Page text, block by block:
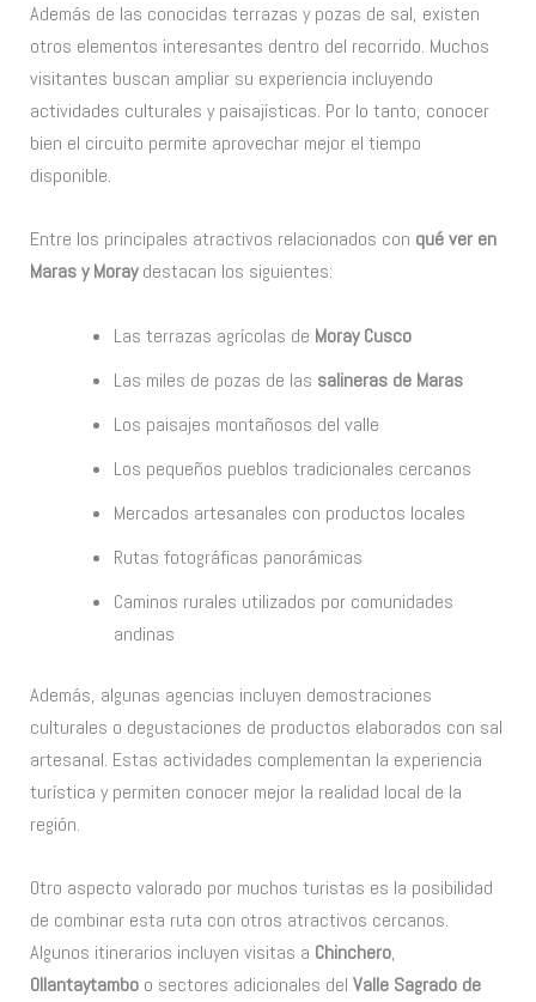
Además de las conocidas terrazas y pozas de sal, existen
otros elementos interesantes dentro del recorrido. Muchos
visitantes buscan ampliar su experiencia incluyendo
actividades culturales y paisajísticas. Por lo tanto, conocer
bien el circuito permite aprovechar mejor el tiempo
disponible.
Entre los principales atractivos relacionados con qué ver en
Maras y Moraydestacan los siguientes:
Las terrazas agrícolas de Moray Cusco
Las miles de pozas de las salineras de Maras
Los paisajes montañosos del valle
Los pequeños pueblos tradicionales cercanos
Mercados artesanales con productos locales
Rutas fotográficas panorámicas
Caminos rurales utilizados por comunidades
andinas
Además, algunas agencias incluyen demostraciones
culturales o degustaciones de productos elaborados con sal
artesanal. Estas actividades complementan la experiencia
turística y permiten conocer mejor la realidad local de la
región.
Otro aspecto valorado por muchos turistas es la posibilidad
de combinar esta ruta con otros atractivos cercanos.
Algunos itinerarios incluyen visitas a Chinchero,
Ollantaytambo o sectores adicionales delValle Sagrado de